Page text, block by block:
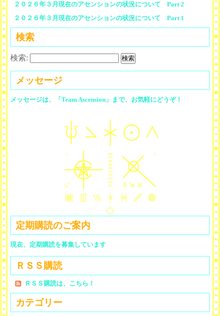
２０２６年３月現在のアセンションの状況について Part 2
２０２６年３月現在のアセンションの状況について Part 1
検索
検索:
メッセージ
メッセージは、「Team Ascension」まで、お気軽にどうぞ！
定期購読のご案内
現在、定期購読を募集しています
ＲＳＳ購読
ＲＳＳ購読は、こちら！
カテゴリー